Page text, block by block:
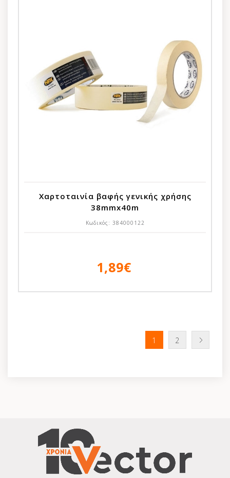
Χαρτοταινία βαφής γενικής χρήσης
38mmx40m
Κωδικός: 384000122
1,89€
1 2